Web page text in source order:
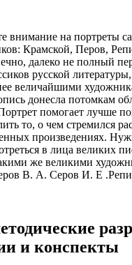
внимание на портреты
Крамской, Перов,
далеко не полный
русской
величайшими
донесла потомкам
помогает лучше
то, о чем стремился
произведениях.
в лица великих
же великими
В. А. Серов И. Е
и конспекты